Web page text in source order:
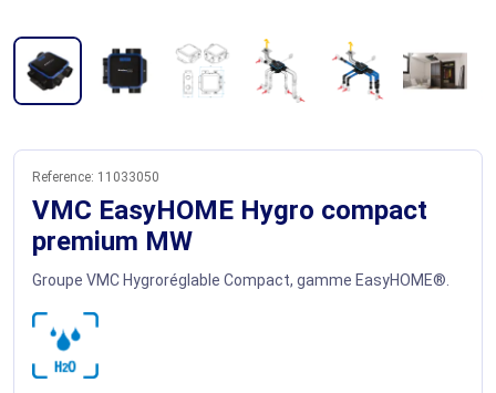
Reference: 11033050
VMC EasyHOME Hygro compact
premium MW
Groupe VMC Hygroréglable Compact, gamme EasyHOME®.